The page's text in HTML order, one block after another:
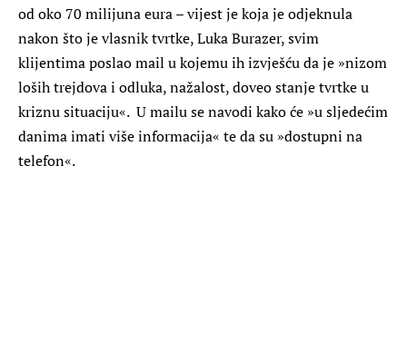
od oko 70 milijuna eura – vijest je koja je odjeknula
nakon što je vlasnik tvrtke, Luka Burazer, svim
klijentima poslao mail u kojemu ih izvješću da je »nizom
loših trejdova i odluka, nažalost, doveo stanje tvrtke u
kriznu situaciju«. U mailu se navodi kako će »u sljedećim
danima imati više informacija« te da su »dostupni na
telefon«.